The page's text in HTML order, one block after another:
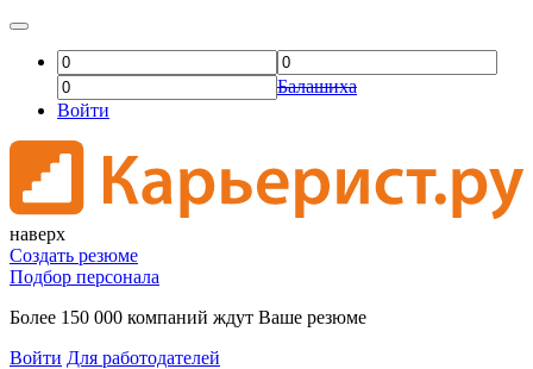
Балашиха
Войти
наверх
Создать резюме
Подбор персонала
Более 150 000 компаний ждут Ваше резюме
Войти Для работодателей